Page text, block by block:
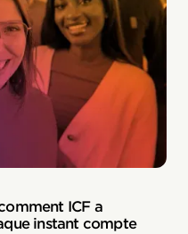
ICF a
instant compte